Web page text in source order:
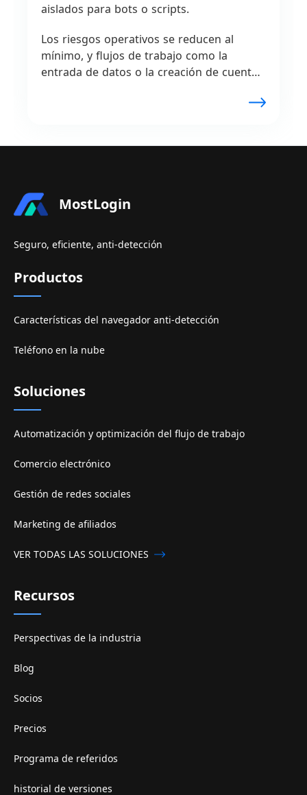
aislados para bots o scripts.
Los riesgos operativos se reducen al
mínimo, y flujos de trabajo como la
entrada de datos o la creación de cuentas
en línea repetitivos se optimizan para las
MostLogin
Seguro, eficiente, anti-detección
Productos
Características del navegador anti-detección
Teléfono en la nube
Soluciones
Automatización y optimización del flujo de trabajo
Comercio electrónico
Gestión de redes sociales
Marketing de afiliados
VER TODAS LAS SOLUCIONES
Recursos
Perspectivas de la industria
Blog
Socios
Precios
Programa de referidos
historial de versiones